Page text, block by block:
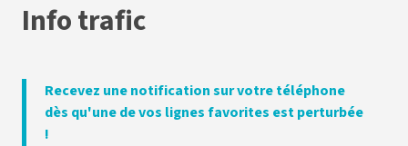
Info trafic
Recevez une notification sur votre téléphone
dès qu'une de vos lignes favorites est perturbée
!